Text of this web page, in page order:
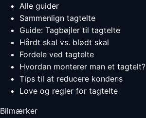
Alle guider
Sammenlign tagtelte
Guide: Tagbøjler til tagtelte
Hårdt skal vs. blødt skal
Fordele ved tagtelte
Hvordan monterer man et tagtelt?
Tips til at reducere kondens
Love og regler for tagtelte
Bilmærker